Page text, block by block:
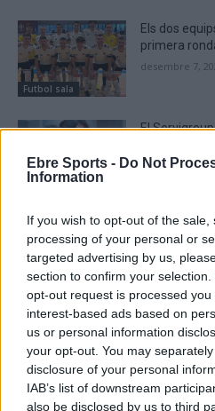
Ebre Sports - Do Not
Information
If you wish to opt-out of the
processing of your personal or
targeted advertising by us,
section to confirm your
opt-out request is processed
interest-based ads based on
us or personal information
your opt-out. You may
disclosure of your personal
IAB’s list of downstream
also be disclosed by us to third
Futbol sala
Els dos
primera
desembre 7,
El
Saladié
desembre 3,
DEIXA UNA RESPOSTA